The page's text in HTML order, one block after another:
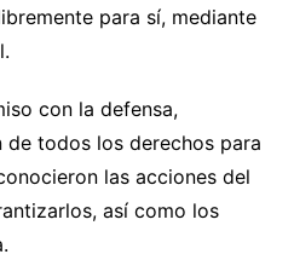
para sí, mediante
con la defensa,
todos los derechos para
las acciones del
así como los